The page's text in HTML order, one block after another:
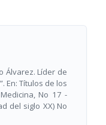
Álvarez. Líder de
En: Títulos de los
No 17 -
del siglo XX) No